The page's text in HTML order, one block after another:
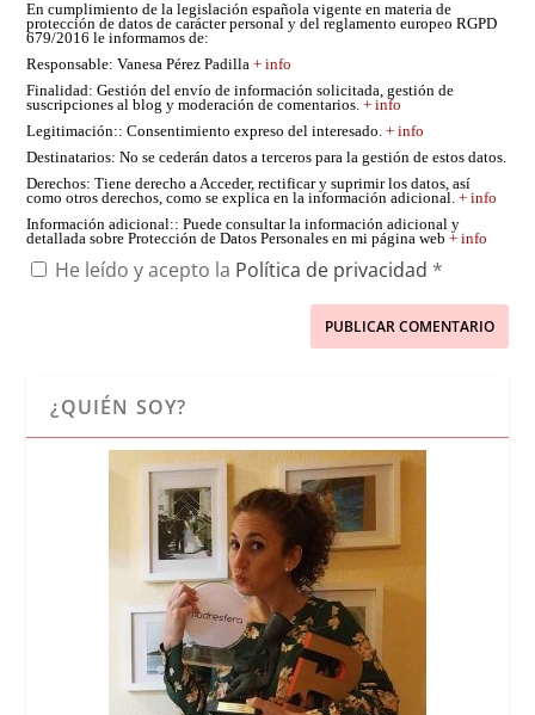
En cumplimiento de la legislación española vigente en materia de
protección de datos de carácter personal y del reglamento europeo RGPD
679/2016 le informamos de:
Responsable: Vanesa Pérez Padilla+ info
Finalidad: Gestión del envío de información solicitada, gestión de
suscripciones al blog y moderación de comentarios.+ info
Legitimación:: Consentimiento expreso del interesado.+ info
Destinatarios: No se cederán datos a terceros para la gestión de estos datos.
Derechos: Tiene derecho a Acceder, rectificar y suprimir los datos, así
como otros derechos, como se explica en la información adicional.+ info
Información adicional:: Puede consultar la información adicional y
detallada sobre Protección de Datos Personales en mi página web+ info
He leído y acepto la Política de privacidad *
¿QUIÉN SOY?